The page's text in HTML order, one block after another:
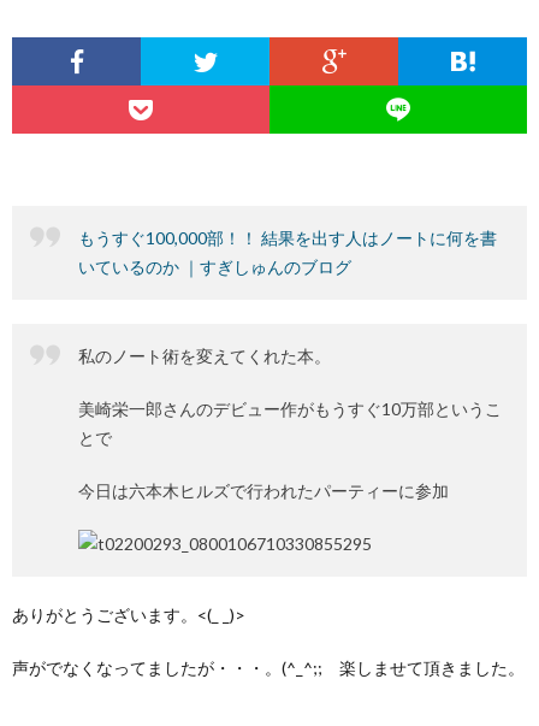
もうすぐ100,000部！！ 結果を出す人はノートに何を書
いているのか ｜すぎしゅんのブログ
私のノート術を変えてくれた本。
美崎栄一郎さんのデビュー作がもうすぐ10万部というこ
とで
今日は六本木ヒルズで行われたパーティーに参加
ありがとうございます。<(_ _)>
声がでなくなってましたが・・・。(^_^;; 楽しませて頂きました。